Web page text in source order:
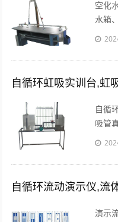
空化
水箱
排、
自循环虹吸实训台,虹
自循
吸管
性分
自循环流动演示仪,流
演示